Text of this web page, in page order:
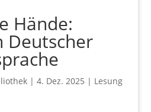
Hände:
Deutscher
| 4. Dez. 2025 | Lesung